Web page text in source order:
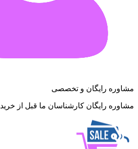
مشاوره رایگان و تخصصی
مشاوره رایگان کارشناسان ما قبل از خرید